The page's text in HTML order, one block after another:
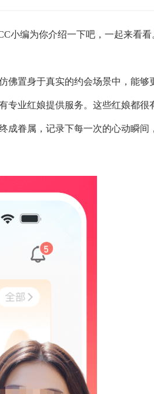
小编为你介绍一下吧，一起来看看
佛置身于真实的约会场景中，能够
专业红娘提供服务。这些红娘都很
成眷属，记录下每一次的心动瞬间